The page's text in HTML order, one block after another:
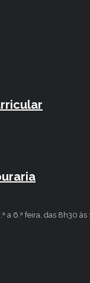
a 6.ª feira, das 8h30